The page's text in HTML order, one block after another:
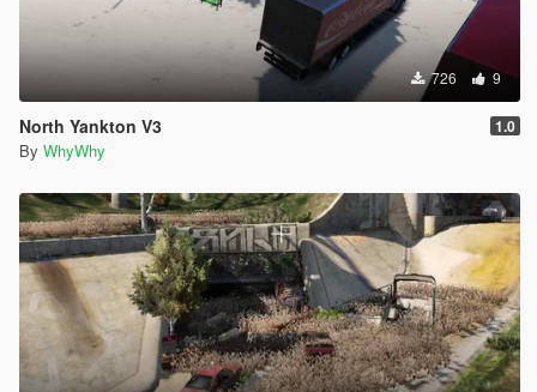
726 9
North Yankton V3 1.0
By WhyWhy